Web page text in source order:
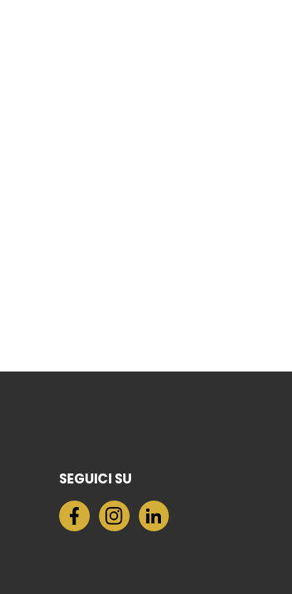
SEGUICI SU